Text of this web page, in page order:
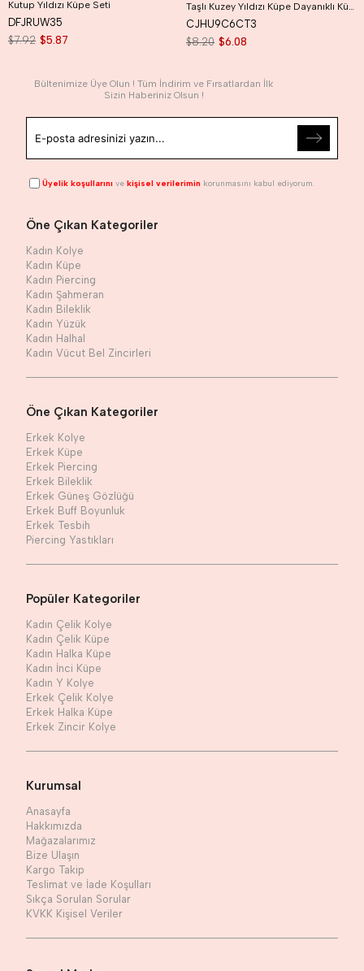
Kutup Yıldızı Küpe Seti
DFJRUW35
$5.87
$7.92
Taşlı Kuzey Yıldızı Küpe Dayanıklı Küpe Kutup Yıldızı Küpe
CJHU9C6CT3
$6.08
$8.20
Bültenimize Üye Olun ! Tüm İndirim ve Fırsatlardan İlk
Sizin Haberiniz Olsun !
Üyelik koşullarını vekişisel verilerimin korunmasını kabul ediyorum.
Öne Çıkan Kategoriler
Kadın Kolye
Kadın Küpe
Kadın Piercing
Kadın Şahmeran
Kadın Bileklik
Kadın Yüzük
Kadın Halhal
Kadın Vücut Bel Zincirleri
Öne Çıkan Kategoriler
Erkek Kolye
Erkek Küpe
Erkek Piercing
Erkek Bileklik
Erkek Güneş Gözlüğü
Erkek Buff Boyunluk
Erkek Tesbih
Piercing Yastıkları
Popüler Kategoriler
Kadın Çelik Kolye
Kadın Çelik Küpe
Kadın Halka Küpe
Kadın İnci Küpe
Kadın Y Kolye
Erkek Çelik Kolye
Erkek Halka Küpe
Erkek Zincir Kolye
Kurumsal
Anasayfa
Hakkımızda
Mağazalarımız
Bize Ulaşın
Kargo Takip
Teslimat ve İade Koşulları
Sıkça Sorulan Sorular
KVKK Kişisel Veriler